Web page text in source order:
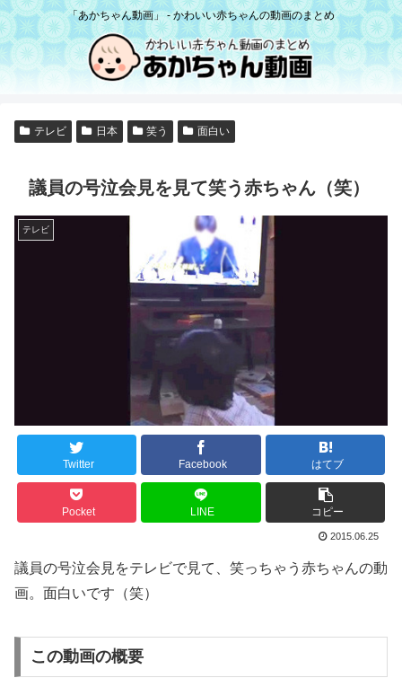
「あかちゃん動画」 - かわいい赤ちゃんの動画のまとめ
テレビ 日本 笑う 面白い
議員の号泣会見を見て笑う赤ちゃん（笑）
テレビ
Twitter Facebook はてブ
Pocket LINE コピー
2015.06.25
議員の号泣会見をテレビで見て、笑っちゃう赤ちゃんの動
画。面白いです（笑）
この動画の概要